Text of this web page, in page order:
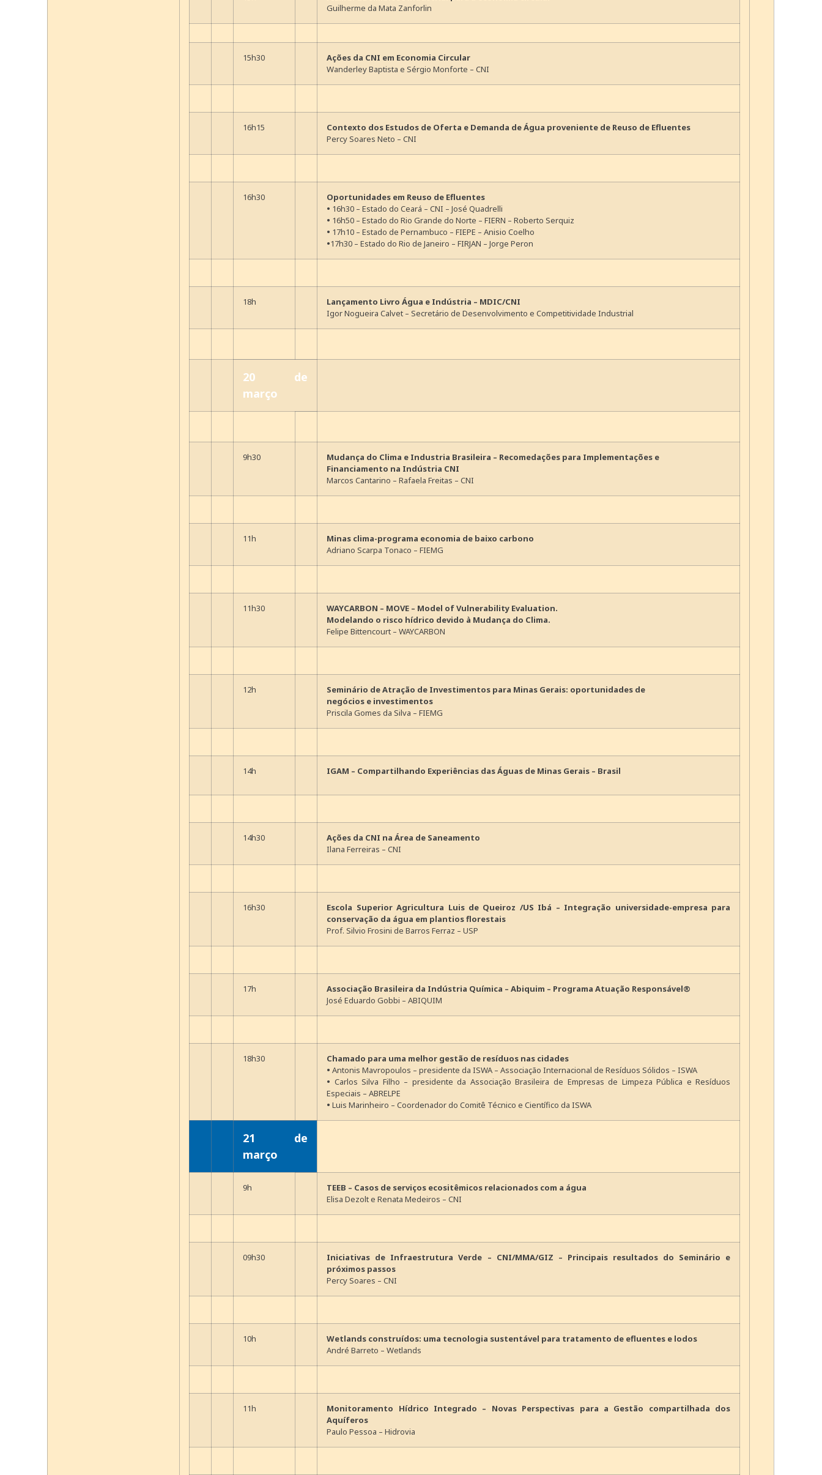
Guilherme da Mata Zanforlin
15h30
Ações da CNI em Economia Circular
Wanderley Baptista e Sérgio Monforte – CNI
16h15
Contexto dos Estudos de Oferta e Demanda de Água proveniente de Reuso de Efluentes
Percy Soares Neto – CNI
16h30
Oportunidades em Reuso de Efluentes
• 16h30 – Estado do Ceará – CNI – José Quadrelli
• 16h50 – Estado do Rio Grande do Norte – FIERN – Roberto Serquiz
• 17h10 – Estado de Pernambuco – FIEPE – Anisio Coelho
•17h30 – Estado do Rio de Janeiro – FIRJAN – Jorge Peron
18h
Lançamento Livro Água e Indústria – MDIC/CNI
Igor Nogueira Calvet – Secretário de Desenvolvimento e Competitividade Industrial
20 de
março
9h30
Mudança do Clima e Industria Brasileira – Recomedações para Implementações e
Financiamento na Indústria CNI
Marcos Cantarino – Rafaela Freitas – CNI
11h
Minas clima-programa economia de baixo carbono
Adriano Scarpa Tonaco – FIEMG
11h30
WAYCARBON – MOVE – Model of Vulnerability Evaluation.
Modelando o risco hídrico devido à Mudança do Clima.
Felipe Bittencourt – WAYCARBON
12h
Seminário de Atração de Investimentos para Minas Gerais: oportunidades de
negócios e investimentos
Priscila Gomes da Silva – FIEMG
14h IGAM – Compartilhando Experiências das Águas de Minas Gerais – Brasil
14h30
Ações da CNI na Área de Saneamento
Ilana Ferreiras – CNI
16h30
Escola Superior Agricultura Luis de Queiroz /US Ibá – Integração universidade-empresa para
conservação da água em plantios florestais
Prof. Silvio Frosini de Barros Ferraz – USP
17h
Associação Brasileira da Indústria Química – Abiquim – Programa Atuação Responsável®
José Eduardo Gobbi – ABIQUIM
18h30
Chamado para uma melhor gestão de resíduos nas cidades
• Antonis Mavropoulos – presidente da ISWA – Associação Internacional de Resíduos Sólidos – ISWA
• Carlos Silva Filho – presidente da Associação Brasileira de Empresas de Limpeza Pública e Resíduos
Especiais – ABRELPE
•Luis Marinheiro – Coordenador do Comitê Técnico e Científico da ISWA
21 de
março
9h
TEEB – Casos de serviços ecositêmicos relacionados com a água
Elisa Dezolt e Renata Medeiros – CNI
09h30
Iniciativas de Infraestrutura Verde – CNI/MMA/GIZ – Principais resultados do Seminário e
próximos passos
Percy Soares – CNI
10h
Wetlands construídos: uma tecnologia sustentável para tratamento de efluentes e lodos
André Barreto – Wetlands
11h
Monitoramento Hídrico Integrado – Novas Perspectivas para a Gestão compartilhada dos
Aquíferos
Paulo Pessoa – Hidrovia